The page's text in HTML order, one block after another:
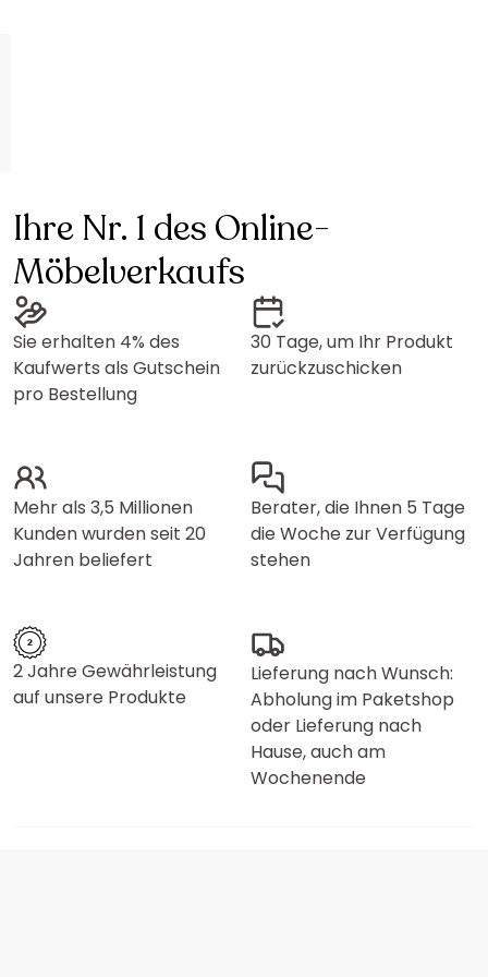
Ihre Nr. 1 des Online-
Möbelverkaufs
Sie erhalten 4% des
Kaufwerts als Gutschein
pro Bestellung
30 Tage, um Ihr Produkt
zurückzuschicken
Mehr als 3,5 Millionen
Kunden wurden seit 20
Jahren beliefert
Berater, die Ihnen 5 Tage
die Woche zur Verfügung
stehen
2 Jahre Gewährleistung
auf unsere Produkte
Lieferung nach Wunsch:
Abholung im Paketshop
oder Lieferung nach
Hause, auch am
Wochenende